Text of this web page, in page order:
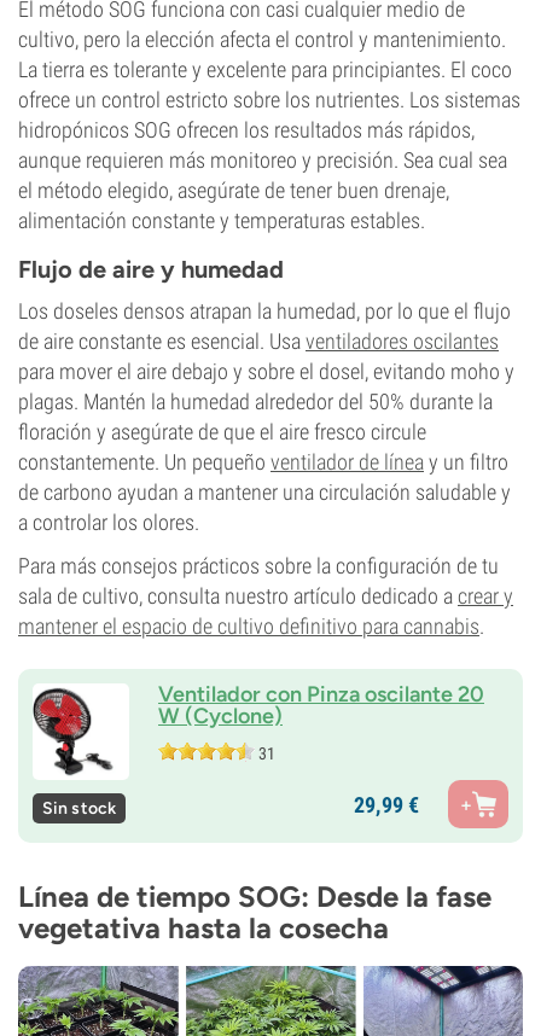
El método SOG funciona con casi cualquier medio de
cultivo, pero la elección afecta el control y mantenimiento.
La tierra es tolerante y excelente para principiantes. El coco
ofrece un control estricto sobre los nutrientes. Los sistemas
hidropónicos SOG ofrecen los resultados más rápidos,
aunque requieren más monitoreo y precisión. Sea cual sea
el método elegido, asegúrate de tener buen drenaje,
alimentación constante y temperaturas estables.
Flujo de aire y humedad
Los doseles densos atrapan la humedad, por lo que el flujo
de aire constante es esencial. Usaventiladores oscilantes
para mover el aire debajo y sobre el dosel, evitando moho y
plagas. Mantén la humedad alrededor del 50% durante la
floración y asegúrate de que el aire fresco circule
constantemente. Un pequeño ventilador de líneay un filtro
de carbono ayudan a mantener una circulación saludable y
a controlar los olores.
Para más consejos prácticos sobre la configuración de tu
sala de cultivo, consulta nuestro artículo dedicado acrear y
mantener el espacio de cultivo definitivo para cannabis.
Ventilador con Pinza oscilante 20
W (Cyclone)
31
Sin stock 29,99€
Línea de tiempo SOG: Desde la fase
vegetativa hasta la cosecha